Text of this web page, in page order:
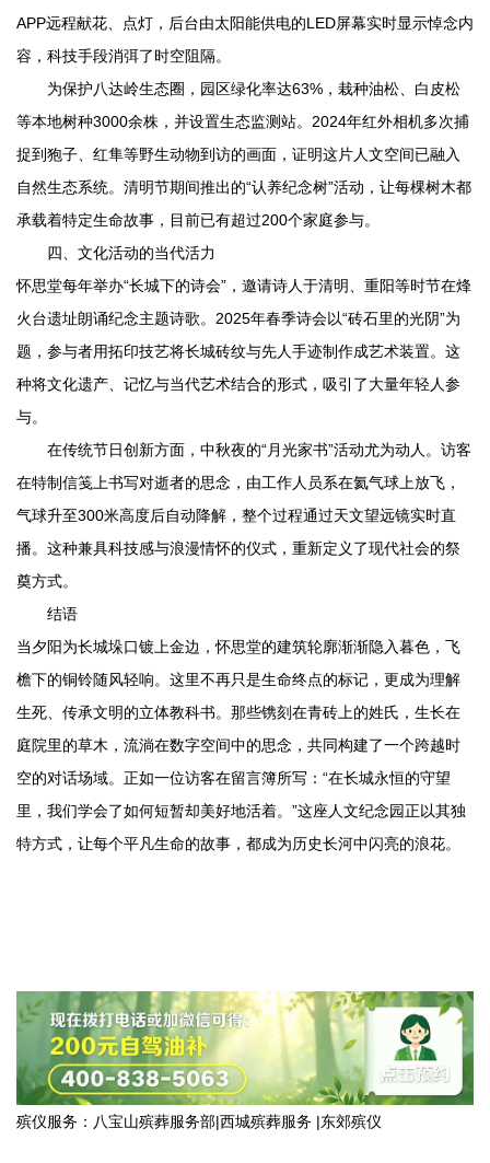
APP远程献花、点灯，后台由太阳能供电的LED屏幕实时显示悼念内
容，科技手段消弭了时空阻隔。
为保护八达岭生态圈，园区绿化率达63%，栽种油松、白皮松
等本地树种3000余株，并设置生态监测站。2024年红外相机多次捕
捉到狍子、红隼等野生动物到访的画面，证明这片人文空间已融入
自然生态系统。清明节期间推出的“认养纪念树”活动，让每棵树木都
承载着特定生命故事，目前已有超过200个家庭参与。
四、文化活动的当代活力
怀思堂每年举办“长城下的诗会”，邀请诗人于清明、重阳等时节在烽
火台遗址朗诵纪念主题诗歌。2025年春季诗会以“砖石里的光阴”为
题，参与者用拓印技艺将长城砖纹与先人手迹制作成艺术装置。这
种将文化遗产、记忆与当代艺术结合的形式，吸引了大量年轻人参
与。
在传统节日创新方面，中秋夜的“月光家书”活动尤为动人。访客
在特制信笺上书写对逝者的思念，由工作人员系在氦气球上放飞，
气球升至300米高度后自动降解，整个过程通过天文望远镜实时直
播。这种兼具科技感与浪漫情怀的仪式，重新定义了现代社会的祭
奠方式。
结语
当夕阳为长城垛口镀上金边，怀思堂的建筑轮廓渐渐隐入暮色，飞
檐下的铜铃随风轻响。这里不再只是生命终点的标记，更成为理解
生死、传承文明的立体教科书。那些镌刻在青砖上的姓氏，生长在
庭院里的草木，流淌在数字空间中的思念，共同构建了一个跨越时
空的对话场域。正如一位访客在留言簿所写：“在长城永恒的守望
里，我们学会了如何短暂却美好地活着。”这座人文纪念园正以其独
特方式，让每个平凡生命的故事，都成为历史长河中闪亮的浪花。
殡仪服务： 八宝山殡葬服务部|西城殡葬服务 |东郊殡仪